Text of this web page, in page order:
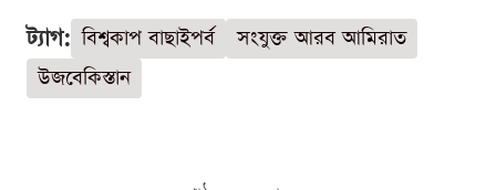
ট্যাগ: বিশ্বকাপ বাছাইপর্ব
সংযুক্ত আরব আমিরাত
উজবেকিস্তান